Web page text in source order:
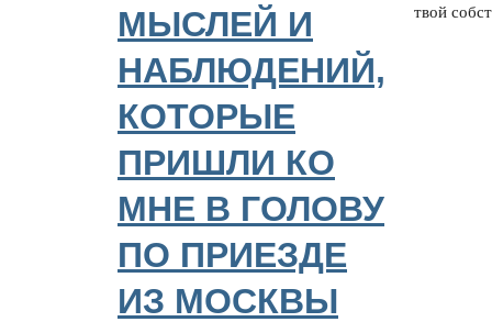
МЫСЛЕЙ И
НАБЛЮДЕНИЙ,
КОТОРЫЕ
ПРИШЛИ КО
МНЕ В ГОЛОВУ
ПО ПРИЕЗДЕ
ИЗ МОСКВЫ
твой